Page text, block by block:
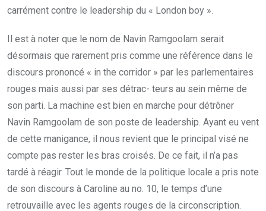
carrément contre le leadership du « London boy ».
Il est à noter que le nom de Navin Ramgoolam serait
désormais que rarement pris comme une référence dans le
discours prononcé « in the corridor » par les parlementaires
rouges mais aussi par ses détrac- teurs au sein même de
son parti. La machine est bien en marche pour détrôner
Navin Ramgoolam de son poste de leadership. Ayant eu vent
de cette manigance, il nous revient que le principal visé ne
compte pas rester les bras croisés. De ce fait, il n’a pas
tardé à réagir. Tout le monde de la politique locale a pris note
de son discours à Caroline au no. 10, le temps d’une
retrouvaille avec les agents rouges de la circonscription.